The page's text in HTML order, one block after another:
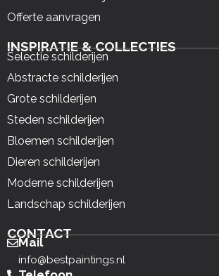
Offerte aanvragen
INSPIRATIE & COLLECTIES
Selectie schilderijen
Abstracte schilderijen
Grote schilderijen
Steden schilderijen
Bloemen schilderijen
Dieren schilderijen
Moderne schilderijen
Landschap schilderijen
CONTACT
Mail
info@bestpaintings.nl